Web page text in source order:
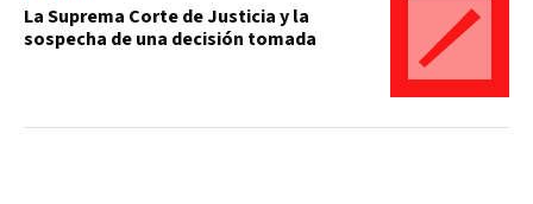
La Suprema Corte de Justicia y la
sospecha de una decisión tomada